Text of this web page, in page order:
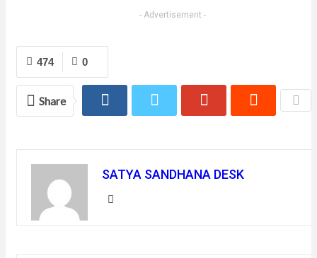
- Advertisement -
0
474
Share
SATYA SANDHANA DESK